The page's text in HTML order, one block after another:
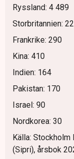
Ryssland: 4 489
Storbritannien:
Frankrike: 290
Kina: 410
Indien: 164
Pakistan: 170
Israel: 90
Nordkorea: 30
Källa:
(Sipri), årsbok